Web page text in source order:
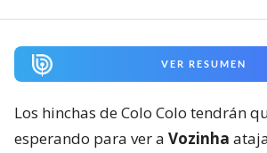
VER RESUMEN
Los hinchas de Colo Colo tendrán
esperando para ver a Vozinha